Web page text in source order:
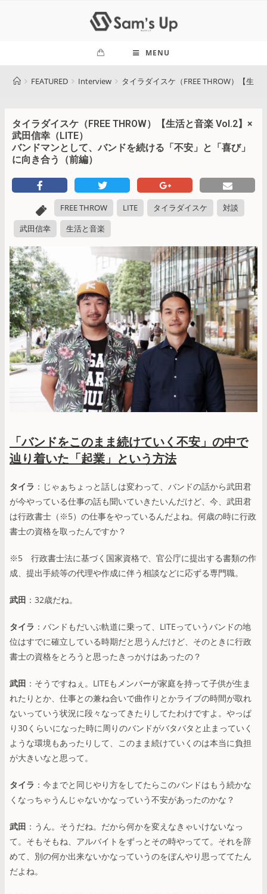
MENU
FEATURED Interview タイラダイスケ（FREE THROW）【生
タイラダイスケ（FREE THROW）【生活と音楽 Vol.2】×
武田信幸（LITE）
バンドマンとして、バンドを続ける「不安」と「喜び」
に向き合う（前編）
FREE THROW LITE タイラダイスケ
対談
武田信幸
生活と音楽
「バンドをこのまま続けていく不安」の中で
辿り着いた「起業」という方法
タイラ ：じゃぁちょっと話しは変わって、バンドの話から武田君
が今やっている仕事の話も聞いていきたいんだけど、今、武田君
は行政書士（※5）の仕事をやっているんだよね。何歳の時に行政
書士の資格を取ったんですか？
※5 行政書士法に基づく国家資格で、官公庁に提出する書類の作
成、提出手続等の代理や作成に伴う相談などに応ずる専門職。
武田 ：32歳だね。
タイラ ：バンドもだいぶ軌道に乗って、LITEっていうバンドの地
位はすでに確立している時期だと思うんだけど、そのときに行政
書士の資格をとろうと思ったきっかけはあったの？
武田 ：そうですねぇ。LITEもメンバーが家庭を持って子供が生ま
れたりとか、仕事との兼ね合いで曲作りとかライブの時間が取れ
ないっていう状況に段々なってきたりしてたわけですよ。やっぱ
り30くらいになった時に周りのバンドがバタバタと止まっていく
ような環境もあったりして、このまま続けていくのは本当に負担
が大きいなと思って。
タイラ ：今までと同じやり方をしてたらこのバンドはもう続かな
くなっちゃうんじゃないかなっていう不安があったのかな？
武田 ：うん。そうだね。だから何かを変えなきゃいけないなっ
て。そもそもね、アルバイトをずっとその時やってて。それを辞
めて、別の何か出来ないかなっていうのをぼんやり思っててたん
だよね。